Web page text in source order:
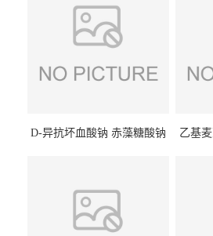
D-异抗坏血酸钠 赤藻糖酸钠
乙基